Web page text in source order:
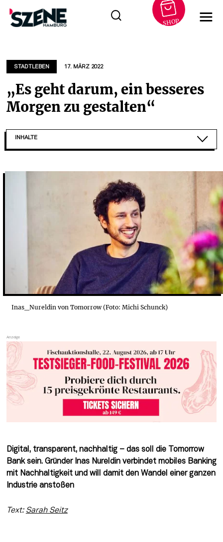
springen
SHOP
STADTLEBEN 17. MÄRZ 2022
„Es geht darum, ein besseres
Morgen zu gestalten“
INHALTE
EIN BESSERES MORGEN
Inas_Nureldin von Tomorrow (Foto: Michi Schunck)
Digital, transparent, nachhaltig – das soll die Tomorrow
Bank sein. Gründer Inas Nureldin verbindet mobiles Banking
mit Nachhaltigkeit und will damit den Wandel einer ganzen
Industrie anstoßen
Text: Sarah Seitz